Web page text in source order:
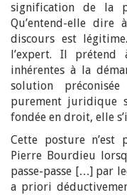
signification de la
Qu’entend-elle dire
discours est
l’expert. Il
inhérentes à la
solution
purement juridique
fondée en droit, elle
Cette posture n’est
Pierre Bourdieu
passe-passe […] par
a priori